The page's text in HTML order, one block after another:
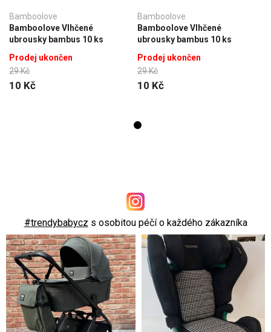
Bamboolove
Bamboolove Vlhčené
ubrousky bambus 10 ks
29 Kč
10 Kč
Prodej ukončen
Bamboolove
Bamboolove Vlhčené
ubrousky bambus 10 ks
29 Kč
10 Kč
Prodej ukončen
#trendybabycz s osobitou péčí o každého zákazníka